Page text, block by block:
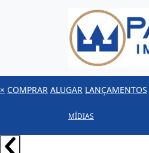
× COMPRAR ALUGAR LANÇAMENTOS
MÍDIAS